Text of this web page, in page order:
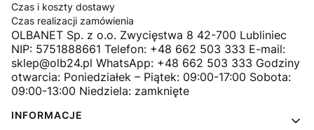
Czas i koszty dostawy
Czas realizacji zamówienia
OLBANET Sp. z o.o. Zwycięstwa 8 42-700 Lubliniec
NIP: 5751888661 Telefon: +48 662 503 333 E-mail:
sklep@olb24.pl WhatsApp: +48 662 503 333 Godziny
otwarcia: Poniedziałek – Piątek: 09:00-17:00 Sobota:
09:00-13:00 Niedziela: zamknięte
INFORMACJE